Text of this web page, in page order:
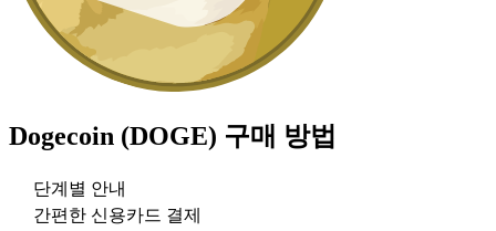
Dogecoin (DOGE) 구매 방법
단계별 안내
간편한 신용카드 결제